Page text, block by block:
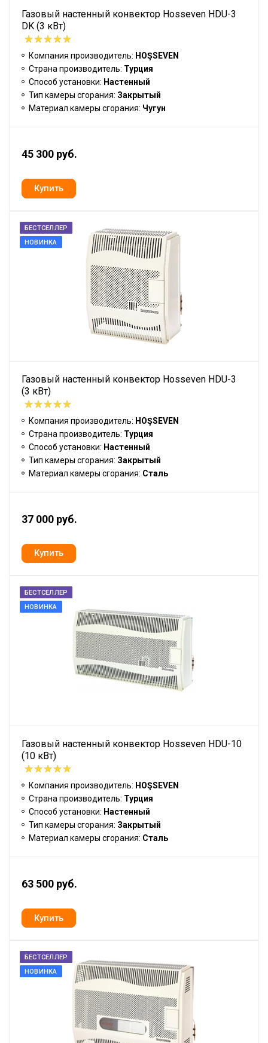
Газовый настенный конвектор Hosseven HDU-3
DK (3 кВт)
Компания производитель: HOŞSEVEN
Страна производитель: Турция
Способ установки: Настенный
Тип камеры сгорания: Закрытый
Материал камеры сгорания: Чугун
45 300 руб.
БЕСТСЕЛЛЕР
НОВИНКА
Газовый настенный конвектор Hosseven HDU-3
(3 кВт)
Компания производитель: HOŞSEVEN
Страна производитель: Турция
Способ установки: Настенный
Тип камеры сгорания: Закрытый
Материал камеры сгорания: Сталь
37 000 руб.
БЕСТСЕЛЛЕР
НОВИНКА
Газовый настенный конвектор Hosseven HDU-10
(10 кВт)
Компания производитель: HOŞSEVEN
Страна производитель: Турция
Способ установки: Настенный
Тип камеры сгорания: Закрытый
Материал камеры сгорания: Сталь
63 500 руб.
БЕСТСЕЛЛЕР
НОВИНКА